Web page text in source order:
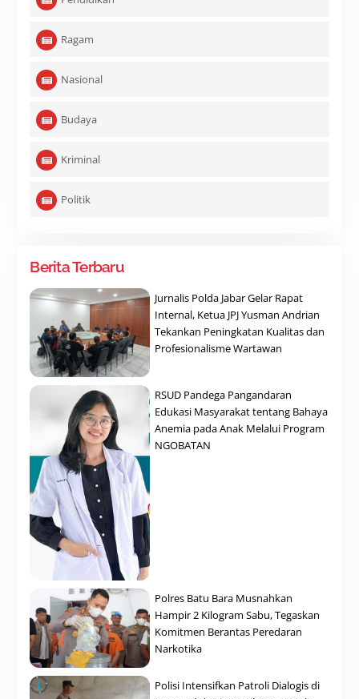
Ragam
Nasional
Budaya
Kriminal
Politik
Berita Terbaru
Jurnalis Polda Jabar Gelar Rapat
Internal, Ketua JPJ Yusman Andrian
Tekankan Peningkatan Kualitas dan
Profesionalisme Wartawan
RSUD Pandega Pangandaran
Edukasi Masyarakat tentang Bahaya
Anemia pada Anak Melalui Program
NGOBATAN
Polres Batu Bara Musnahkan
Hampir 2 Kilogram Sabu, Tegaskan
Komitmen Berantas Peredaran
Narkotika
Polisi Intensifkan Patroli Dialogis di